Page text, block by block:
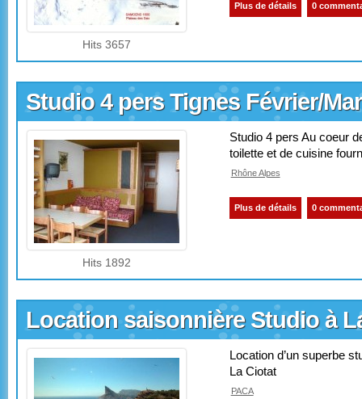
Hits 3657
Plus de détails 0
Studio 4 pers Tignes Février/
Hits 1892
Studio 4 pers Au coeur
toilette et de cuisine
Rhône Alpes
Plus de détails 0
Location saisonnière Studio à
Location d’un superbe
La Ciotat
PACA